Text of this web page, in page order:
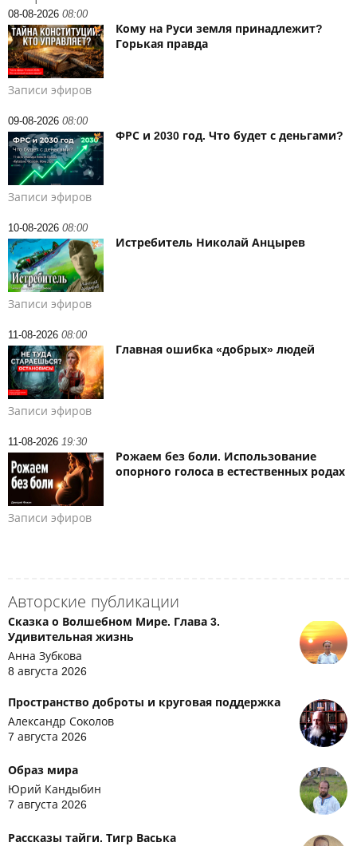
08-08-2026 08:00
Кому на Руси земля принадлежит?
Горькая правда
Записи эфиров
09-08-2026 08:00
ФРС и 2030 год. Что будет с деньгами?
Записи эфиров
10-08-2026 08:00
Истребитель Николай Анцырев
Записи эфиров
11-08-2026 08:00
Главная ошибка «добрых» людей
Записи эфиров
11-08-2026 19:30
Рожаем без боли. Использование
опорного голоса в естественных родах
Записи эфиров
Авторские публикации
Сказка о Волшебном Мире. Глава 3.
Удивительная жизнь
Анна Зубкова
8 августа 2026
Пространство доброты и круговая поддержка
Александр Соколов
7 августа 2026
Образ мира
Юрий Кандыбин
7 августа 2026
Рассказы тайги. Тигр Васька